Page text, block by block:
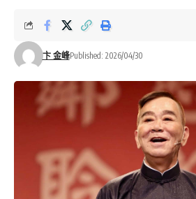
卞 金峰Published: 2026/04/30